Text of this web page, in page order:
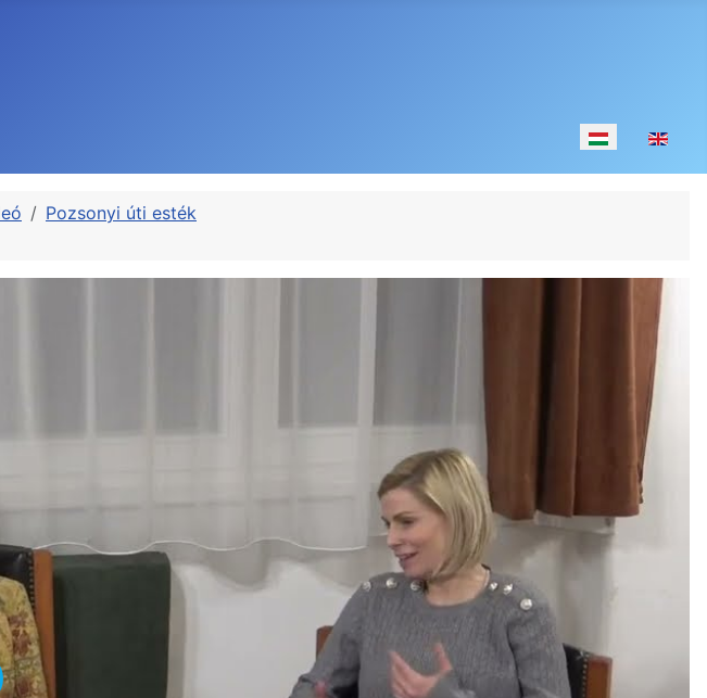
Válasszon
Pozsonyi úti esték